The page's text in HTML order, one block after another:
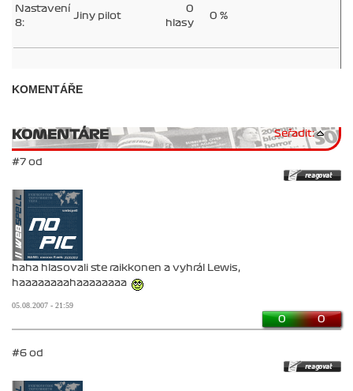
Nastavení
8:
Jiny pilot
0
hlasy
0 %
KOMENTÁŘE
KOMENTÁRE Seřadit:
#7 od
haha hlasovali ste raikkonen a vyhrál Lewis,
haaaaaaaahaaaaaaaa
05.08.2007 - 21:59
0 0
#6 od